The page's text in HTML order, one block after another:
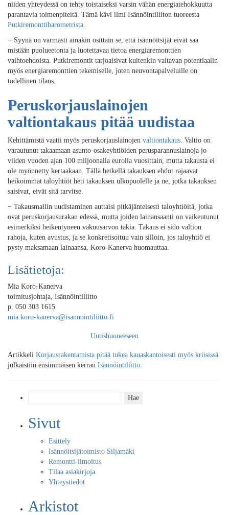
niiden yhteydessä on tehty toistaiseksi varsin vähän energiatehokkuutta
parantavia toimenpiteitä. Tämä kävi ilmi Isännöintiliiton tuoreesta
Putkiremonttibarometrista.
− Syynä on varmasti ainakin osittain se, että isännöitsijät eivät saa
mistään puolueetonta ja luotettavaa tietoa energiaremonttien
vaihtoehdoista. Putkiremontit tarjoaisivat kuitenkin valtavan potentiaalin
myös energiaremonttien tekemiselle, joten neuvontapalveluille on
todellinen tilaus.
Peruskorjauslainojen
valtiontakaus pitää uudistaa
Kehittämistä vaatii myös peruskorjauslainojen valtiontakaus. Valtio on
varautunut takaamaan asunto-osakeyhtiöiden perusparannuslainoja jo
viiden vuoden ajan 100 miljoonalla eurolla vuosittain, mutta takausta ei
ole myönnetty kertaakaan. Tällä hetkellä takauksen ehdot rajaavat
heikoimmat taloyhtiöt heti takauksen ulkopuolelle ja ne, jotka takauksen
saisivat, eivät sitä tarvitse.
− Takausmallin uudistaminen auttaisi pitkäjänteisesti taloyhtiöitä, jotka
ovat peruskorjausurakan edessä, mutta joiden lainansaanti on vaikeutunut
esimerkiksi heikentyneen vakuusarvon takia. Takaus ei sido valtion
rahoja, kuten avustus, ja se konkretisoituu vain silloin, jos taloyhtiö ei
pysty maksamaan lainaansa, Koro-Kanerva huomauttaa.
Lisätietoja:
Mia Koro-Kanerva
toimitusjohtaja, Isännöintiliitto
p. 050 303 1615
mia.koro-kanerva@isannointiliitto.fi
Uutishuoneeseen
Artikkeli Korjausrakentamista pitää tukea kauaskantoisesti myös kriisissä
julkaistiin ensimmäisen kerran Isännöintiliitto.
Sivut
Esittely
Isännöitsijätoimisto Siljamäki
Remontti-ilmoitus
Tilaa asiakirjoja
Yhteystiedot
Arkistot